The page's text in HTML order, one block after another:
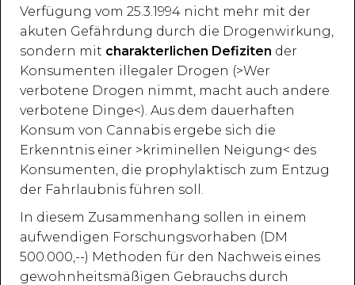
Verfügung vom 25.3.1994 nicht mehr mit der
akuten Gefährdung durch die Drogenwirkung,
sondern mit charakterlichen Defiziten der
Konsumenten illegaler Drogen (>Wer
verbotene Drogen nimmt, macht auch andere
verbotene Dinge<). Aus dem dauerhaften
Konsum von Cannabis ergebe sich die
Erkenntnis einer >kriminellen Neigung< des
Konsumenten, die prophylaktisch zum Entzug
der Fahrlaubnis führen soll.
In diesem Zusammenhang sollen in einem
aufwendigen Forschungsvorhaben (DM
500.000,--) Methoden für den Nachweis eines
gewohnheitsmäßigen Gebrauchs durch